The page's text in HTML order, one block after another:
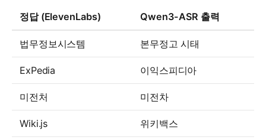
정답 (ElevenLabs) Qwen3-ASR 출력
법무정보시스템 본무정고 시태
ExPedia 이익스피디아
미전처 미전차
Wiki.js 위키백스